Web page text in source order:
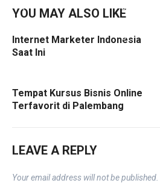
YOU MAY ALSO LIKE
Internet Marketer Indonesia
Saat Ini
Tempat Kursus Bisnis Online
Terfavorit di Palembang
LEAVE A REPLY
Your email address will not be published.